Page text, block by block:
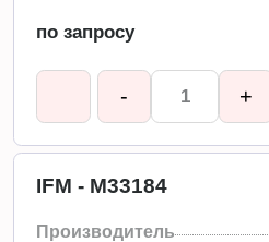
по запросу
- +
IFM - M33184
Производитель